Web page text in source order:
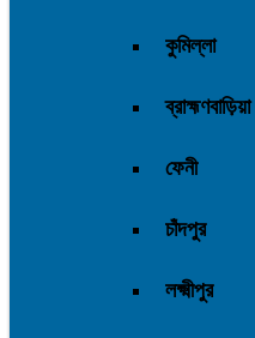
কুমিল্লা
ব্রাহ্মণবাড়িয়া
ফেনী
চাঁদপুর
লক্ষ্মীপুর